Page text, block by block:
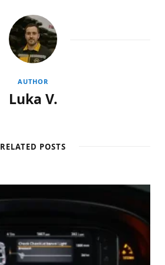
AUTHOR
Luka V.
RELATED POSTS